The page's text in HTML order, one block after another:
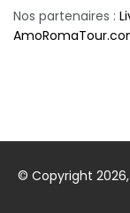
Nos partenaires :
© Copyright